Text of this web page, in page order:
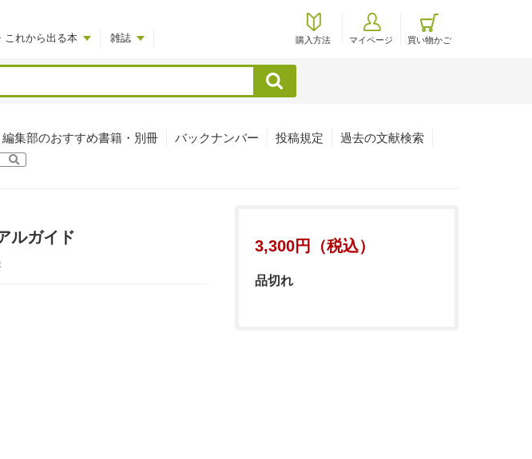
これから出る本 雑誌 購入方法 マイページ 買い物かご
検索
編集部のおすすめ書籍・別冊 バックナンバー 投稿規定
過去の文献検索
3,300円（税込）
品切れ
ルガイド